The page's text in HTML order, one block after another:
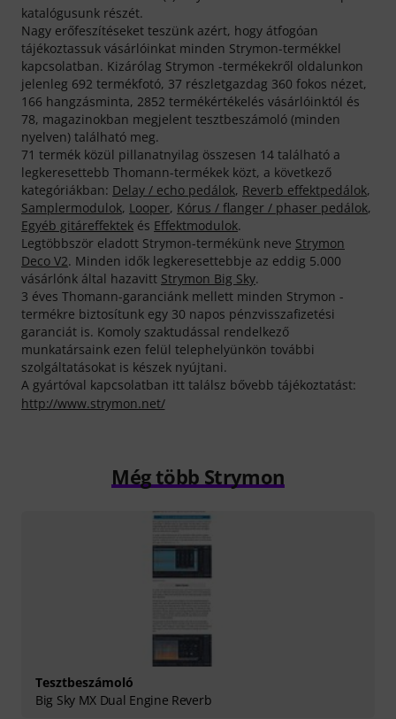
katalógusunk részét.
Nagy erőfeszítéseket teszünk azért, hogy átfogóan
tájékoztassuk vásárlóinkat minden Strymon-termékkel
kapcsolatban. Kizárólag Strymon -termékekről oldalunkon
jelenleg 692 termékfotó, 37 részletgazdag 360 fokos nézet,
166 hangzásminta, 2852 termékértékelés vásárlóinktól és
78, magazinokban megjelent tesztbeszámoló (minden
nyelven) található meg.
71 termék közül pillanatnyilag összesen 14 található a
legkeresettebb Thomann-termékek közt, a következő
kategóriákban: Delay / echo pedálok, Reverb effektpedálok,
Samplermodulok, Looper, Kórus / flanger / phaser pedálok,
Egyéb gitáreffektek és Effektmodulok.
Legtöbbször eladott Strymon-termékünk neve Strymon
Deco V2. Minden idők legkeresettebbje az eddig 5.000
vásárlónk által hazavitt Strymon Big Sky.
3 éves Thomann-garanciánk mellett minden Strymon -
termékre biztosítunk egy 30 napos pénzvisszafizetési
garanciát is. Komoly szaktudással rendelkező
munkatársaink ezen felül telephelyünkön további
szolgáltatásokat is készek nyújtani.
A gyártóval kapcsolatban itt találsz bővebb tájékoztatást:
http://www.strymon.net/
Még több Strymon
Tesztbeszámoló
Big Sky MX Dual Engine Reverb